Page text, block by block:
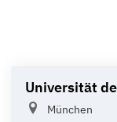
Universität
München